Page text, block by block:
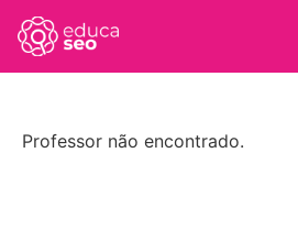
Professor não encontrado.